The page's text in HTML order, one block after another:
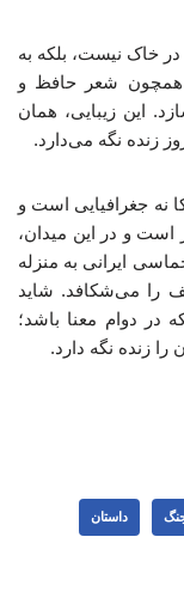
در خاک نیست، بلکه به
همچون شعر حافظ و
این زیبایی، همان
زنده نگه می‌دارد.
نه جغرافیایی است و
است و در این میدان،
ایرانی به منزله
را می‌شکافد. شاید
در دوام معنا باشد؛
را زنده نگه دارد.
داستان